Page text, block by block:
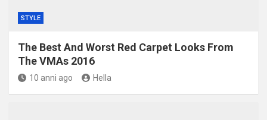
STYLE
The Best And Worst Red Carpet Looks From
The VMAs 2016
10 anni ago Hella